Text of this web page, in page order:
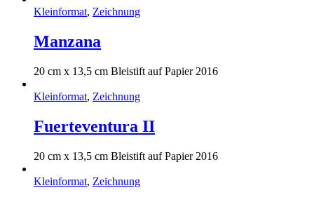
Kleinformat, Zeichnung
Manzana
20 cm x 13,5 cm Bleistift auf Papier 2016
Kleinformat, Zeichnung
Fuerteventura II
20 cm x 13,5 cm Bleistift auf Papier 2016
Kleinformat, Zeichnung